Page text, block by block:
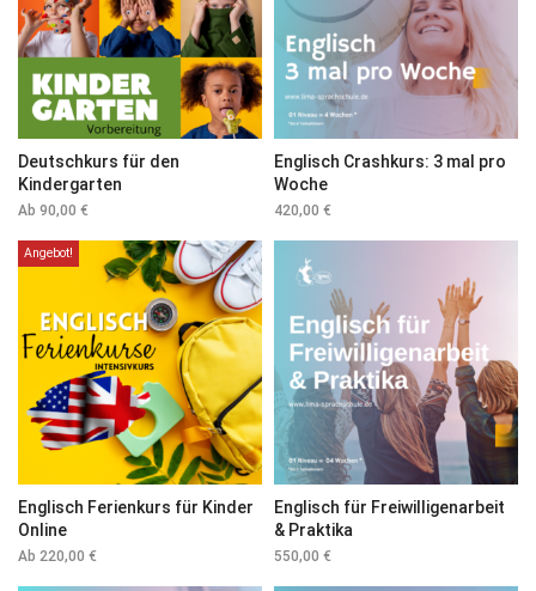
Deutschkurs für den
Kindergarten
Ab 90,00 €
Englisch Crashkurs: 3 mal pro
Woche
420,00 €
Angebot!
Englisch Ferienkurs für Kinder
Online
Ab 220,00 €
Englisch für Freiwilligenarbeit
& Praktika
550,00 €